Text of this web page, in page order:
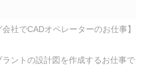
社でCADオペレーターのお仕事】
ントの設計図を作成するお仕事で